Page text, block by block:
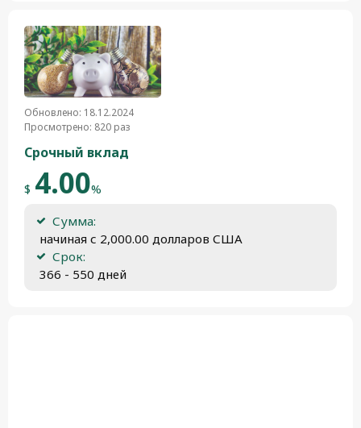
Обновлено: 18.12.2024
Просмотрено: 820 раз
Срочный вклад
$ 4.00%
Сумма:
начиная с 2,000.00 долларов США
Срок:
366 - 550 дней